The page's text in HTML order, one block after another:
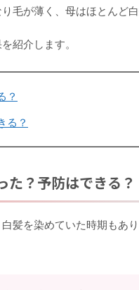
毛が薄く、母はほとんど白
紹介します。
？
る？
た？予防はできる？
髪を染めていた時期もあ